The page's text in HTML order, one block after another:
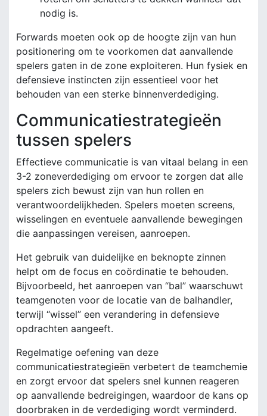
nodig is.
Forwards moeten ook op de hoogte zijn van hun
positionering om te voorkomen dat aanvallende
spelers gaten in de zone exploiteren. Hun fysiek en
defensieve instincten zijn essentieel voor het
behouden van een sterke binnenverdediging.
Communicatiestrategieën
tussen spelers
Effectieve communicatie is van vitaal belang in een
3-2 zoneverdediging om ervoor te zorgen dat alle
spelers zich bewust zijn van hun rollen en
verantwoordelijkheden. Spelers moeten screens,
wisselingen en eventuele aanvallende bewegingen
die aanpassingen vereisen, aanroepen.
Het gebruik van duidelijke en beknopte zinnen
helpt om de focus en coördinatie te behouden.
Bijvoorbeeld, het aanroepen van “bal” waarschuwt
teamgenoten voor de locatie van de balhandler,
terwijl “wissel” een verandering in defensieve
opdrachten aangeeft.
Regelmatige oefening van deze
communicatiestrategieën verbetert de teamchemie
en zorgt ervoor dat spelers snel kunnen reageren
op aanvallende bedreigingen, waardoor de kans op
doorbraken in de verdediging wordt verminderd.